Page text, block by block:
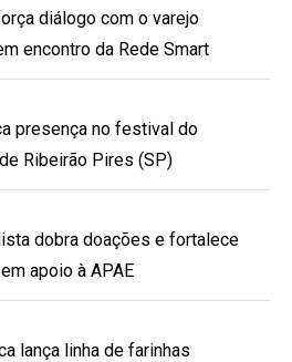
diálogo com o varejo
encontro da Rede Smart
presença no festival do
Ribeirão Pires (SP)
dobra doações e fortalece
apoio à APAE
lança linha de farinhas